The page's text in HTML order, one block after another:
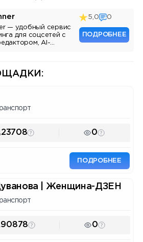
— удобный сервис
для соцсетей с
AI-
5,0 0
ПОДРОБНЕЕ
23708 0
ПОДРОБНЕЕ
| Женщина-ДЗЕН
90878 0